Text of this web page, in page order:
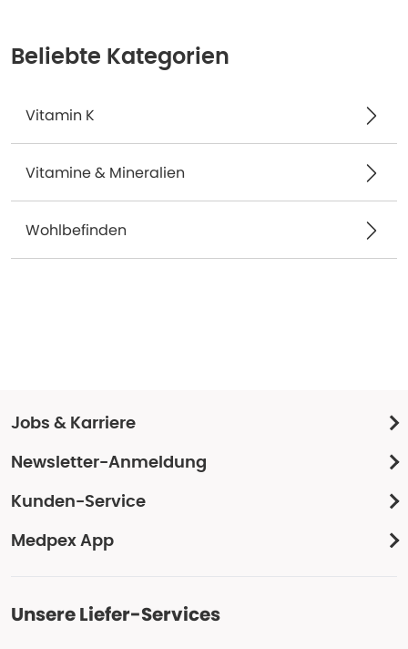
Beliebte Kategorien
Vitamin K
Vitamine & Mineralien
Wohlbefinden
Jobs & Karriere
Newsletter-Anmeldung
Kunden-Service
Medpex App
Unsere Liefer-Services